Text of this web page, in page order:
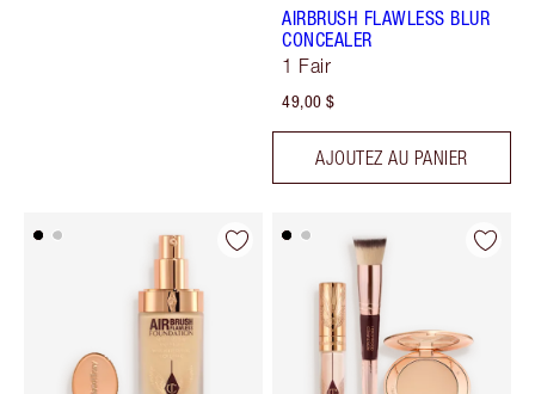
AIRBRUSH FLAWLESS BLUR
CONCEALER
1 Fair
49,00 $
AJOUTEZ AU PANIER